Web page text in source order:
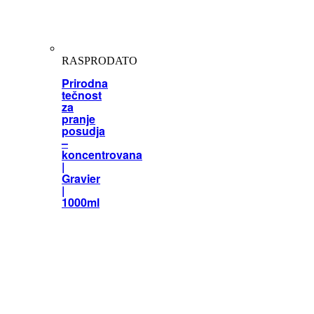
RASPRODATO
Prirodna
tečnost
za
pranje
posudja
–
koncentrovana
|
Gravier
|
1000ml